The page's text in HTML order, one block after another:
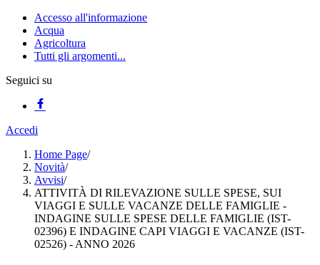
Accesso all'informazione
Acqua
Agricoltura
Tutti gli argomenti...
Seguici su
Accedi
Home Page/
Novità/
Avvisi/
ATTIVITÀ DI RILEVAZIONE SULLE SPESE, SUI
VIAGGI E SULLE VACANZE DELLE FAMIGLIE -
INDAGINE SULLE SPESE DELLE FAMIGLIE (IST-
02396) E INDAGINE CAPI VIAGGI E VACANZE (IST-
02526) - ANNO 2026